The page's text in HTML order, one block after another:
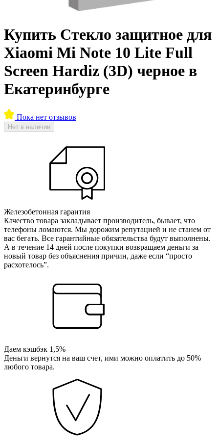
Купить Стекло защитное для
Xiaomi Mi Note 10 Lite Full
Screen Hardiz (3D) черное в
Екатеринбурге
Пока нет отзывов
Нет в наличии
Железобетонная гарантия
Качество товара закладывает производитель, бывает, что
телефоны ломаются. Мы дорожим репутацией и не станем от
вас бегать. Все гарантийные обязательства будут выполнены.
А в течение 14 дней после покупки возвращаем деньги за
новый товар без объяснения причин, даже если “просто
расхотелось”.
Даем кэшбэк 1,5%
Деньги вернутся на ваш счет, ими можно оплатить до 50%
любого товара.